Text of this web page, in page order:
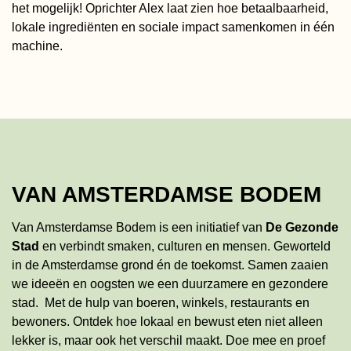
het mogelijk! Oprichter Alex laat zien hoe betaalbaarheid,
lokale ingrediënten en sociale impact samenkomen in één
machine.
VAN AMSTERDAMSE BODEM
Van Amsterdamse Bodem is een initiatief van De Gezonde
Stad en verbindt smaken, culturen en mensen. Geworteld
in de Amsterdamse grond én de toekomst. Samen zaaien
we ideeën en oogsten we een duurzamere en gezondere
stad. Met de hulp van boeren, winkels, restaurants en
bewoners. Ontdek hoe lokaal en bewust eten niet alleen
lekker is, maar ook het verschil maakt. Doe mee en proef